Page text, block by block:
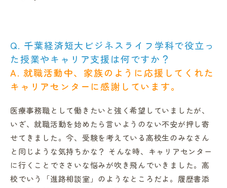
Q. 千葉経済短大ビジネスライフ学科で役立っ
た授業やキャリア支援は何ですか？
A. 就職活動中、家族のように応援してくれた
キャリアセンターに感謝しています。
医療事務職として働きたいと強く希望していましたが、
いざ、就職活動を始めたら言いようのない不安が押し寄
せてきました。今、受験を考えている高校生のみなさん
と同じような気持ちかな？ そんな時、キャリアセンター
に行くことでささいな悩みが吹き飛んでいきました。高
校でいう「進路相談室」のようなところだよ。履歴書添